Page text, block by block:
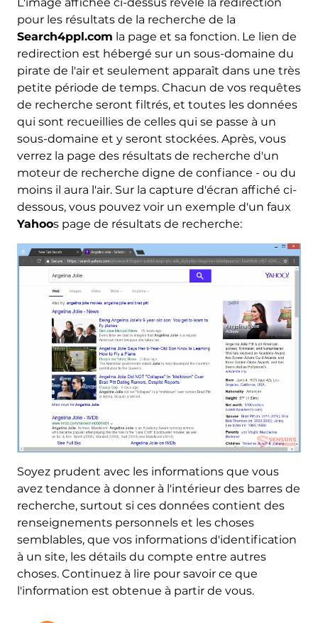
L'image affichée ci-dessus révèle la redirection
pour les résultats de la recherche de la
Search4ppl.com la page et sa fonction. Le lien de
redirection est hébergé sur un sous-domaine du
pirate de l'air et seulement apparaît dans une très
petite période de temps. Chacun de vos requêtes
de recherche seront filtrés, et toutes les données
qui sont recueillies de celles qui se passe à un
sous-domaine et y seront stockées. Après, vous
verrez la page des résultats de recherche d'un
moteur de recherche digne de confiance - ou du
moins il aura l'air. Sur la capture d'écran affiché ci-
dessous, vous pouvez voir un exemple d'un faux
Yahoos page de résultats de recherche:
Soyez prudent avec les informations que vous
avez tendance à donner à l'intérieur des barres de
recherche, surtout si ces données contient des
renseignements personnels et les choses
semblables, que vos informations d'identification
à un site, les détails du compte entre autres
choses. Continuez à lire pour savoir ce que
l'information est obtenue à partir de vous.